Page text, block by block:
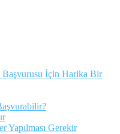
İçin Harika Bir
Yapılması Gerekir